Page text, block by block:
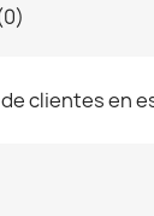
clientes en